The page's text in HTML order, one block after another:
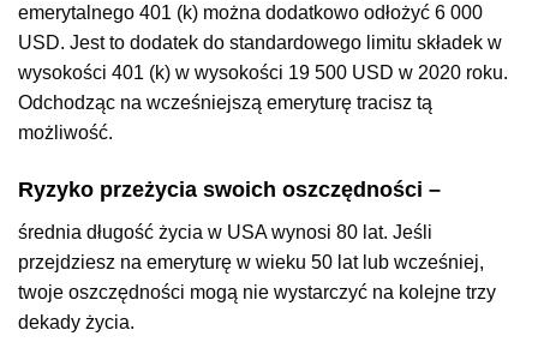
emerytalnego 401 (k) można dodatkowo odłożyć 6 000
USD. Jest to dodatek do standardowego limitu składek w
wysokości 401 (k) w wysokości 19 500 USD w 2020 roku.
Odchodząc na wcześniejszą emeryturę tracisz tą
możliwość.
Ryzyko przeżycia swoich oszczędności –
średnia długość życia w USA wynosi 80 lat. Jeśli
przejdziesz na emeryturę w wieku 50 lat lub wcześniej,
twoje oszczędności mogą nie wystarczyć na kolejne trzy
dekady życia.